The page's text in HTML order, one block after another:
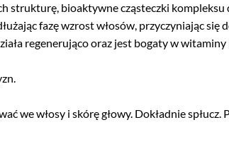
bioaktywne cząsteczki
fazę wzrost włosów, przyczyniając się
regenerująco oraz jest bogaty w
we włosy i skórę głowy. Dokładnie